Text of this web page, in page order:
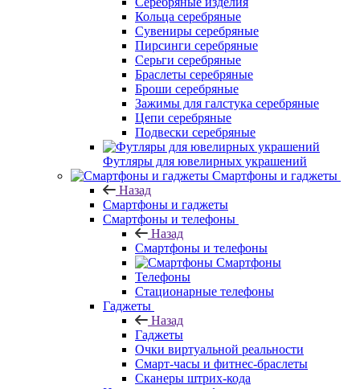
Кольца серебряные
Сувениры серебряные
Пирсинги серебряные
Серьги серебряные
Браслеты серебряные
Броши серебряные
Зажимы для галстука серебряные
Цепи серебряные
Подвески серебряные
Футляры для ювелирных украшений
Смартфоны и гаджеты
Назад
Смартфоны и гаджеты
Смартфоны и телефоны
Назад
Смартфоны и телефоны
Смартфоны
Телефоны
Стационарные телефоны
Гаджеты
Назад
Гаджеты
Очки виртуальной реальности
Смарт-часы и фитнес-браслеты
Сканеры штрих-кода